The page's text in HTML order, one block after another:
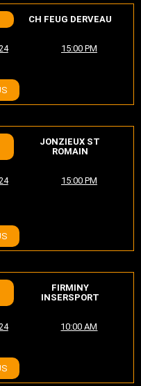
CH FEUG DERVEAU
15:00 PM
JONZIEUX ST
ROMAIN
15:00 PM
FIRMINY
INSERSPORT
10:00 AM